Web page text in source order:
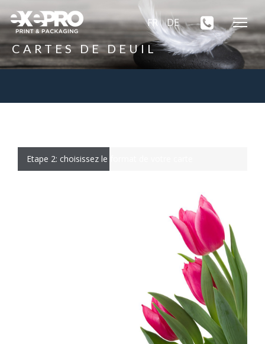
FR DE
CARTES DE DEUIL
Etape 2: choisissez le format de votre carte